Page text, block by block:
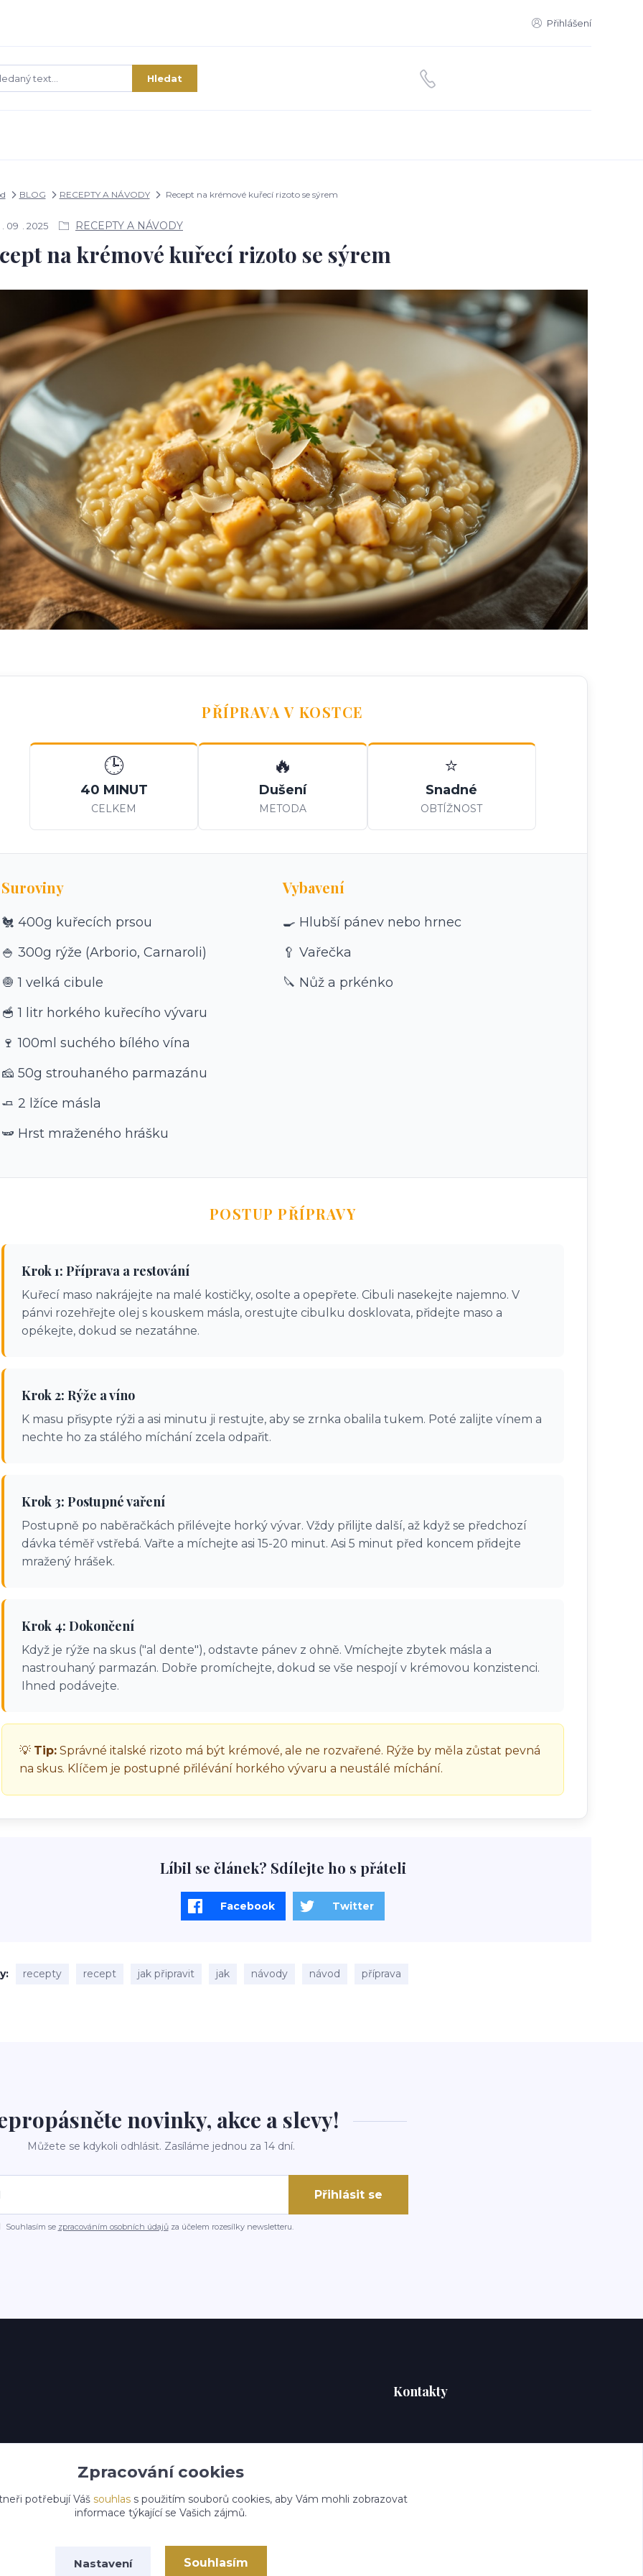
Přihlášení
Hledat
BLOG RECEPTY A NÁVODY Recept na krémové kuřecí rizoto se sýrem
09 2025 RECEPTY A NÁVODY
na krémové kuřecí rizoto se sýrem
PŘÍPRAVA V KOSTCE
🕒
40 MINUT
CELKEM
🔥
Dušení
METODA
⭐
Snadné
OBTÍŽNOST
Suroviny
🐔 400g kuřecích prsou
🍚 300g rýže (Arborio, Carnaroli)
🧅 1 velká cibule
🥣 1 litr horkého kuřecího vývaru
🍷 100ml suchého bílého vína
🧀 50g strouhaného parmazánu
🧈 2 lžíce másla
🫛 Hrst mraženého hrášku
Vybavení
🍳 Hlubší pánev nebo hrnec
🥄 Vařečka
🔪 Nůž a prkénko
POSTUP PŘÍPRAVY
Krok 1: Příprava a restování
Kuřecí maso nakrájejte na malé kostičky, osolte a opepřete. Cibuli nasekejte najemno. V
pánvi rozehřejte olej s kouskem másla, orestujte cibulku dosklovata, přidejte maso a
opékejte, dokud se nezatáhne.
Krok 2: Rýže a víno
K masu přisypte rýži a asi minutu ji restujte, aby se zrnka obalila tukem. Poté zalijte vínem a
nechte ho za stálého míchání zcela odpařit.
Krok 3: Postupné vaření
Postupně po naběračkách přilévejte horký vývar. Vždy přilijte další, až když se předchozí
dávka téměř vstřebá. Vařte a míchejte asi 15-20 minut. Asi 5 minut před koncem přidejte
mražený hrášek.
Krok 4: Dokončení
Když je rýže na skus ("al dente"), odstavte pánev z ohně. Vmíchejte zbytek másla a
nastrouhaný parmazán. Dobře promíchejte, dokud se vše nespojí v krémovou konzistenci.
Ihned podávejte.
💡 Tip: Správné italské rizoto má být krémové, ale ne rozvařené. Rýže by měla zůstat pevná
na skus. Klíčem je postupné přilévání horkého vývaru a neustálé míchání.
Líbil se článek? Sdílejte ho s přáteli
Facebook Twitter
recepty recept jak připravit jak návody návod příprava
novinky, akce a slevy!
Můžete se kdykoli odhlásit. Zasíláme jednou za 14 dní.
Přihlásit se
Souhlasím se zpracováním osobních údajůza účelem rozesílky newsletteru.
Kontakty
Zpracování cookies
potřebují Váš souhlass použitím souborů cookies, aby Vám mohli zobrazovat
informace týkající se Vašich zájmů.
Nastavení Souhlasím